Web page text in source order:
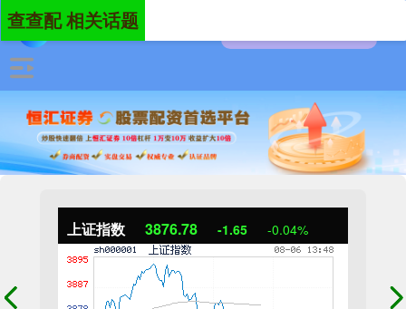
上证指数 3876.78 -1.65 -0.04%
查查配 相关话题